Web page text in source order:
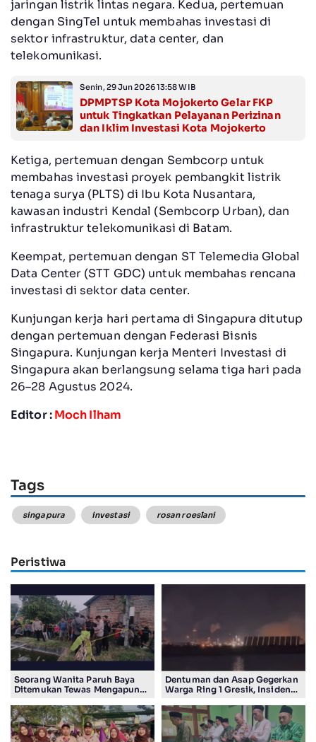
jaringan listrik lintas negara. Kedua, pertemuan
dengan SingTel untuk membahas investasi di
sektor infrastruktur, data center, dan
telekomunikasi.
Senin, 29 Jun 2026 13:58 WIB
DPMPTSP Kota Mojokerto Gelar FKP
untuk Tingkatkan Pelayanan Perizinan
dan Iklim Investasi Kota Mojokerto
Ketiga, pertemuan dengan Sembcorp untuk
membahas investasi proyek pembangkit listrik
tenaga surya (PLTS) di Ibu Kota Nusantara,
kawasan industri Kendal (Sembcorp Urban), dan
infrastruktur telekomunikasi di Batam.
Keempat, pertemuan dengan ST Telemedia Global
Data Center (STT GDC) untuk membahas rencana
investasi di sektor data center.
Kunjungan kerja hari pertama di Singapura ditutup
dengan pertemuan dengan Federasi Bisnis
Singapura. Kunjungan kerja Menteri Investasi di
Singapura akan berlangsung selama tiga hari pada
26–28 Agustus 2024.
Editor :Moch Ilham
Tags
singapura investasi rosan roeslani
Peristiwa
Seorang Wanita Paruh Baya
Ditemukan Tewas Mengapung
Dentuman dan Asap Gegerkan
Warga Ring 1 Gresik, Insiden
Smelting